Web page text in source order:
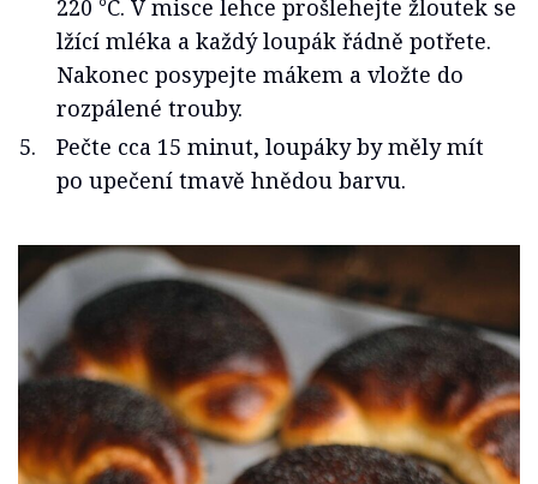
220 °C. V misce lehce prošlehejte žloutek se
lžící mléka a každý loupák řádně potřete.
Nakonec posypejte mákem a vložte do
rozpálené trouby.
Pečte cca 15 minut, loupáky by měly mít
po upečení tmavě hnědou barvu.